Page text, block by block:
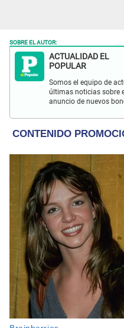
SOBRE EL AUTOR:
ACTUALIDAD EL
POPULAR
Somos el equipo de
últimas noticias sobre
anuncio de nuevos